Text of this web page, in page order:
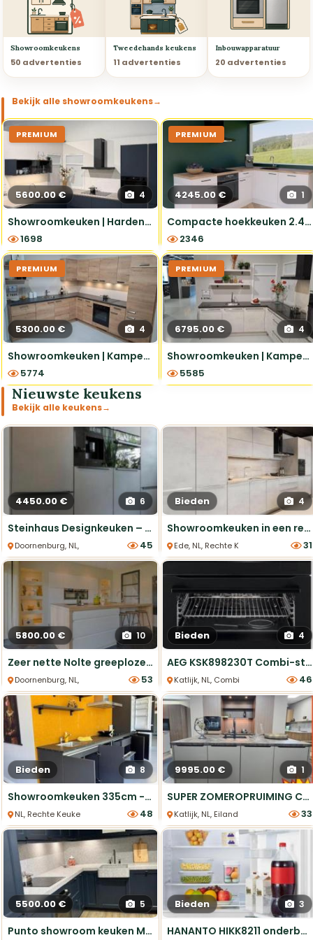
Showroomkeukens
50 advertenties
Tweedehands keukens
11 advertenties
Inbouwapparatuur
20 advertenties
Bekijk alle showroomkeukens→
PREMIUM
5600.00 € 4
Showroomkeuken | Hardenberg | Easytouch Fjordblauw
1698
PREMIUM
4245.00 € 1
Compacte hoekkeuken 2.42x1.87m - compleet met apparatuur inclusief montage
2346
PREMIUM
5300.00 € 4
Showroomkeuken | Kampen | Structura Eiken Sierra
5774
PREMIUM
6795.00 € 4
Showroomkeuken | Kampen | Riva beton wit
5585
Nieuwste keukens
Bekijk alle keukens→
4450.00 € 6
Steinhaus Designkeuken – Topmerk apparatuur
Doornenburg, NL, Parallel Keukens45
Bieden 4
Showroomkeuken in een rechte opstelling 8150,00
Ede, NL, Rechte Keukens 31
5800.00 € 10
Zeer nette Nolte greeploze keuken in hoogglans
Doornenburg, NL, Eiland Keukens53
Bieden 4
AEG KSK898230T Combi-stoomoven Showroommodel Nieuwstaat
Katlijk, NL, Combi Ovens 46
Bieden 8
Showroomkeuken 335cm - compleet met apparatuur
NL, Rechte Keukens 48
9995.00 € 1
SUPER ZOMEROPRUIMING Complete showroomkookeiland met Quooker
Katlijk, NL, Eiland Keukens 33
5500.00 € 5
Punto showroom keuken Midnight Blue 340x218cm
Bieden 3
HANANTO HIKK8211 onderbouw koelkast wit nieuw in doos